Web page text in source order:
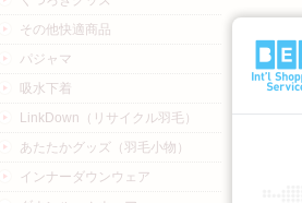
その他快適商品
パジャマ
吸水下着
LinkDown（リサイクル羽毛）
あたたかグッズ（羽毛小物）
インナーダウンウェア